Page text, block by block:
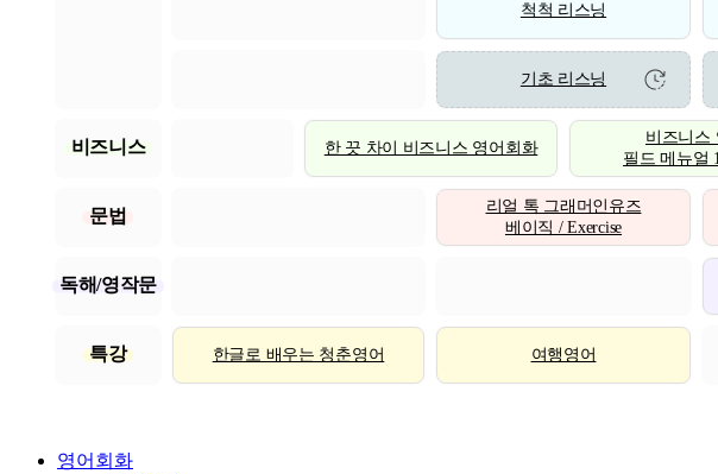
척척 리스닝
기초 리스닝
비즈니스 한 끗 차이 비즈니스 영어회화
비즈니스
필드 메뉴얼
문법
리얼 톡 그래머인유즈
베이직 / Exercise
독해/영작문
특강 한글로 배우는 청춘영어 여행영어
영어회화